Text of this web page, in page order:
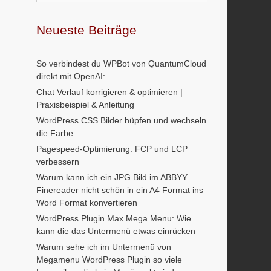
Neueste Beiträge
So verbindest du WPBot von QuantumCloud
direkt mit OpenAI:
Chat Verlauf korrigieren & optimieren |
Praxisbeispiel & Anleitung
WordPress CSS Bilder hüpfen und wechseln
die Farbe
Pagespeed-Optimierung: FCP und LCP
verbessern
Warum kann ich ein JPG Bild im ABBYY
Finereader nicht schön in ein A4 Format ins
Word Format konvertieren
WordPress Plugin Max Mega Menu: Wie
kann die das Untermenü etwas einrücken
Warum sehe ich im Untermenü von
Megamenu WordPress Plugin so viele